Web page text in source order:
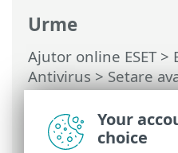
Urme
Ajutor online ESET>
Antivirus>Setare
Protecție în timp
fișiere> Când se
protecției în timp real
Your
choice